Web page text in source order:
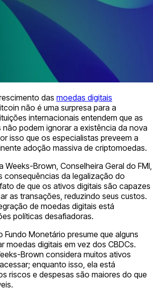
das moedas digitais
não é uma surpresa para a
internacionais entendem que as
podem ignorar a existência da nova
isso que os especialistas preveem a
adoção massiva de criptomoedas.
Weeks-Brown, Conselheira Geral do FMI,
consequências da legalização do
de que os ativos digitais são capazes
as transações, reduzindo seus custos.
de moedas digitais está
políticas desafiadoras.
Fundo Monetário presume que alguns
moedas digitais em vez dos CBDCs.
Brown considera muitos ativos
enquanto isso, ela está
riscos e despesas são maiores do que